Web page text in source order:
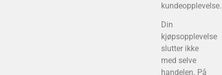
kundeopplevelse.
Din
kjøpsopplevelse
slutter ikke
med selve
handelen. På